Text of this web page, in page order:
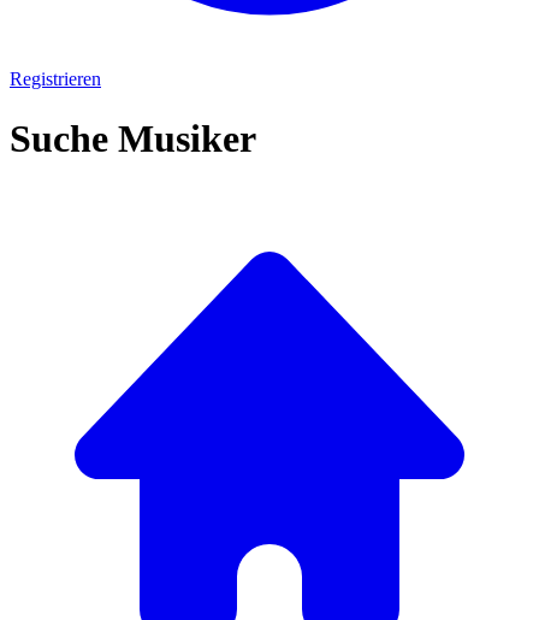
Registrieren
Suche Musiker